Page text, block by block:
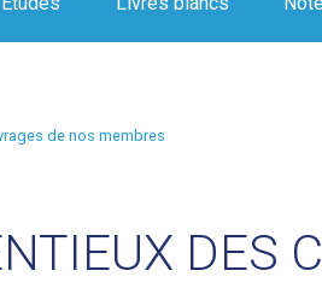
de nos membres
DES